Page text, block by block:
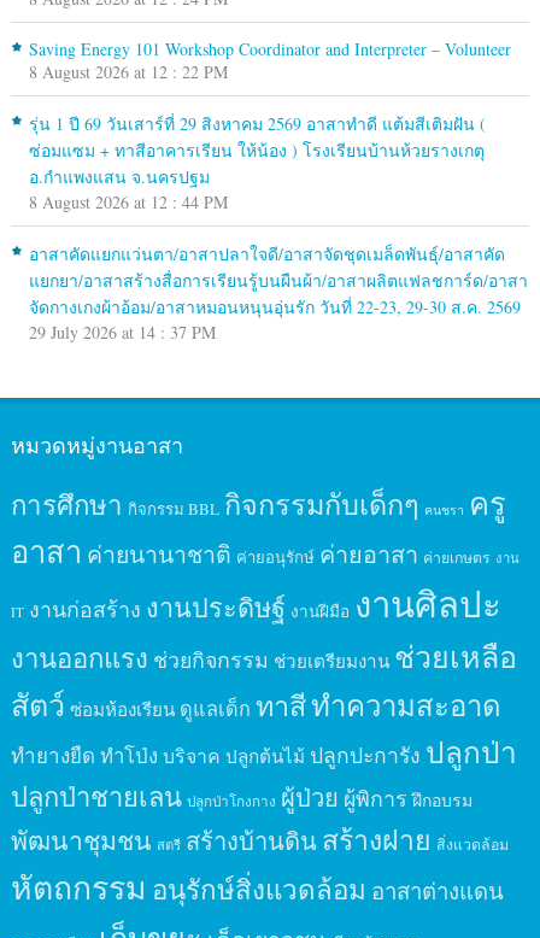
Saving Energy 101 Workshop Coordinator and Interpreter – Volunteer
8 August 2026 at 12 : 22 PM
รุ่น 1 ปี 69 วันเสาร์ที่ 29 สิงหาคม 2569 อาสาทำดี แต้มสีเติมฝัน (
ซ่อมแซม + ทาสีอาคารเรียน ให้น้อง ) โรงเรียนบ้านห้วยรางเกตุ
อ.กำแพงแสน จ.นครปฐม
8 August 2026 at 12 : 44 PM
อาสาคัดแยกแว่นตา/อาสาปลาใจดี/อาสาจัดชุดเมล็ดพันธุ์/อาสาคัด
แยกยา/อาสาสร้างสื่อการเรียนรู้บนผืนผ้า/อาสาผลิตแฟลชการ์ด/อาสา
จัดกางเกงผ้าอ้อม/อาสาหมอนหนุนอุ่นรัก วันที่ 22-23, 29-30 ส.ค. 2569
29 July 2026 at 14 : 37 PM
หมวดหมู่งานอาสา
การศึกษา กิจกรรม BBL กิจกรรมกับเด็กๆ คนชรา ครู
อาสา ค่ายนานาชาติ ค่ายอนุรักษ์ ค่ายอาสา ค่ายเกษตร งาน
IT งานก่อสร้าง งานประดิษฐ์ งานฝีมือ งานศิลปะ
งานออกแรง ช่วยกิจกรรม ช่วยเตรียมงาน ช่วยเหลือ
สัตว์ ซ่อมห้องเรียน ดูแลเด็ก ทาสีทำความสะอาด
ทำยางยืด ทำโป่ง บริจาค ปลูกต้นไม้ ปลูกปะการัง ปลูกป่า
ปลูกป่าชายเลน ปลูกป่าโกงกาง ผู้ป่วย ผู้พิการ ฝึกอบรม
พัฒนาชุมชน สตรี สร้างบ้านดินสร้างฝาย สิ่งแวดล้อม
หัตถกรรม อนุรักษ์สิ่งแวดล้อม อาสาต่างแดน